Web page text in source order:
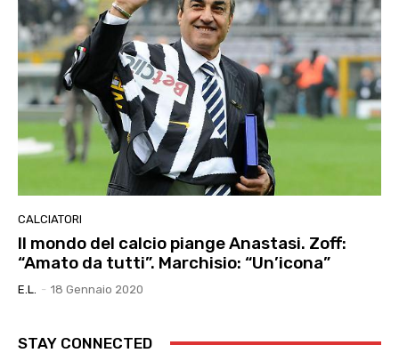
CALCIATORI
Il mondo del calcio piange Anastasi. Zoff:
“Amato da tutti”. Marchisio: “Un’icona”
E.l. - 18 Gennaio 2020
STAY CONNECTED